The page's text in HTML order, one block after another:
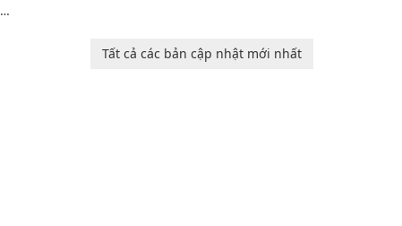
users capture ideas,
help users capture,
Tất cả các bản cập nhật mới nhất